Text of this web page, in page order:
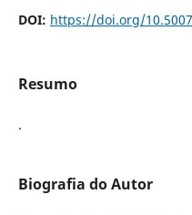
DOI: https://doi.org/
Resumo
.
Biografia do Autor